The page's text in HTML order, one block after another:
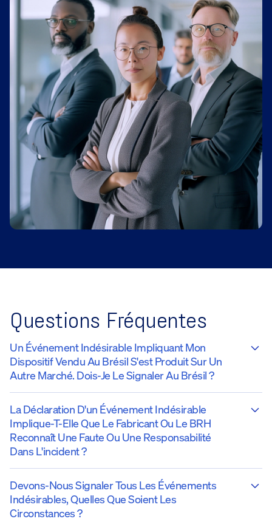
Questions Fréquentes
Un Événement Indésirable Impliquant Mon
Dispositif Vendu Au Brésil S'est Produit Sur Un
Autre Marché. Dois-Je Le Signaler Au Brésil ?
La Déclaration D'un Événement Indésirable
Implique-T-Elle Que Le Fabricant Ou Le BRH
Reconnaît Une Faute Ou Une Responsabilité
Dans L'incident ?
Devons-Nous Signaler Tous Les Événements
Indésirables, Quelles Que Soient Les
Circonstances ?